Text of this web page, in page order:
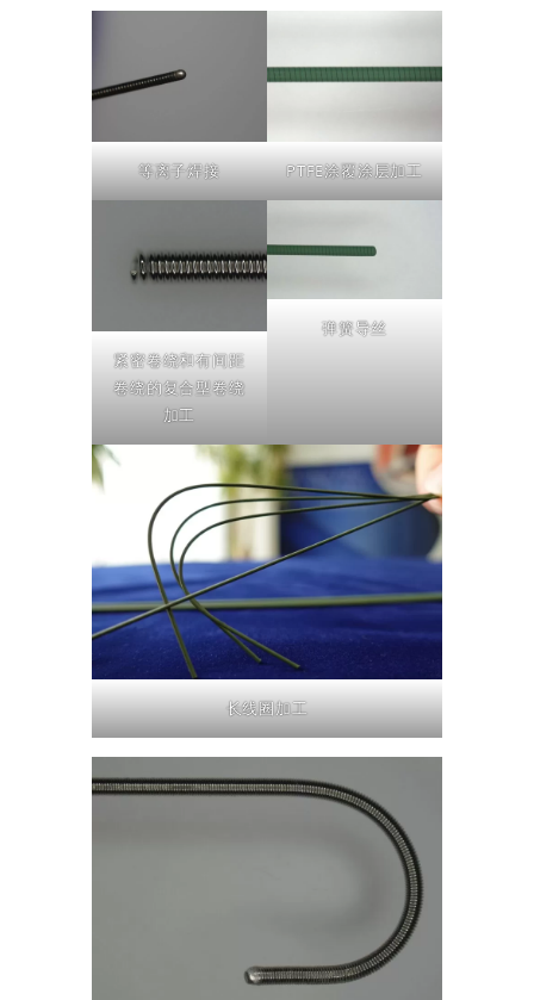
等离子焊接 PTFE涂覆涂层加工
紧密卷绕和有间距
卷绕的复合型卷绕
加工
弹簧导丝
长线圈加工